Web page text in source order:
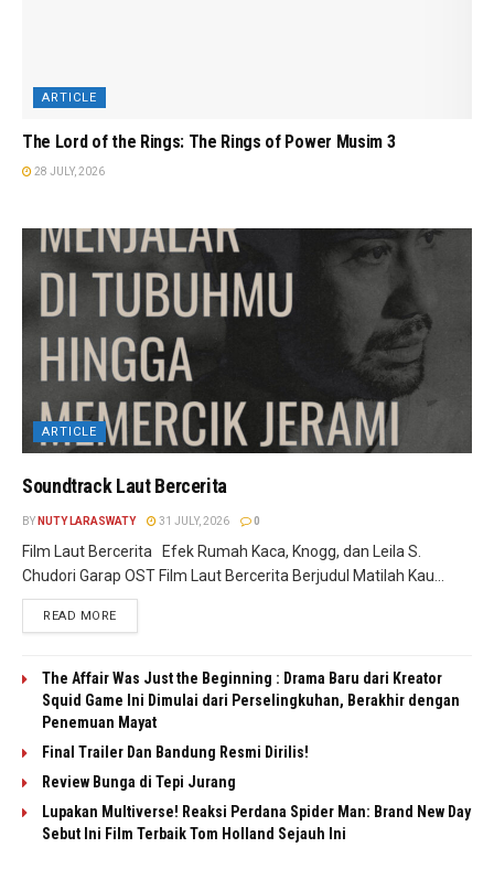
ARTICLE
The Lord of the Rings: The Rings of Power Musim 3
28 JULY, 2026
ARTICLE
Soundtrack Laut Bercerita
BY NUTY LARASWATY 31 JULY, 2026 0
Film Laut Bercerita Efek Rumah Kaca, Knogg, dan Leila S.
Chudori Garap OST Film Laut Bercerita Berjudul Matilah Kau...
READ MORE
The Affair Was Just the Beginning : Drama Baru dari Kreator
Squid Game Ini Dimulai dari Perselingkuhan, Berakhir dengan
Penemuan Mayat
Final Trailer Dan Bandung Resmi Dirilis!
Review Bunga di Tepi Jurang
Lupakan Multiverse! Reaksi Perdana Spider Man: Brand New Day
Sebut Ini Film Terbaik Tom Holland Sejauh Ini